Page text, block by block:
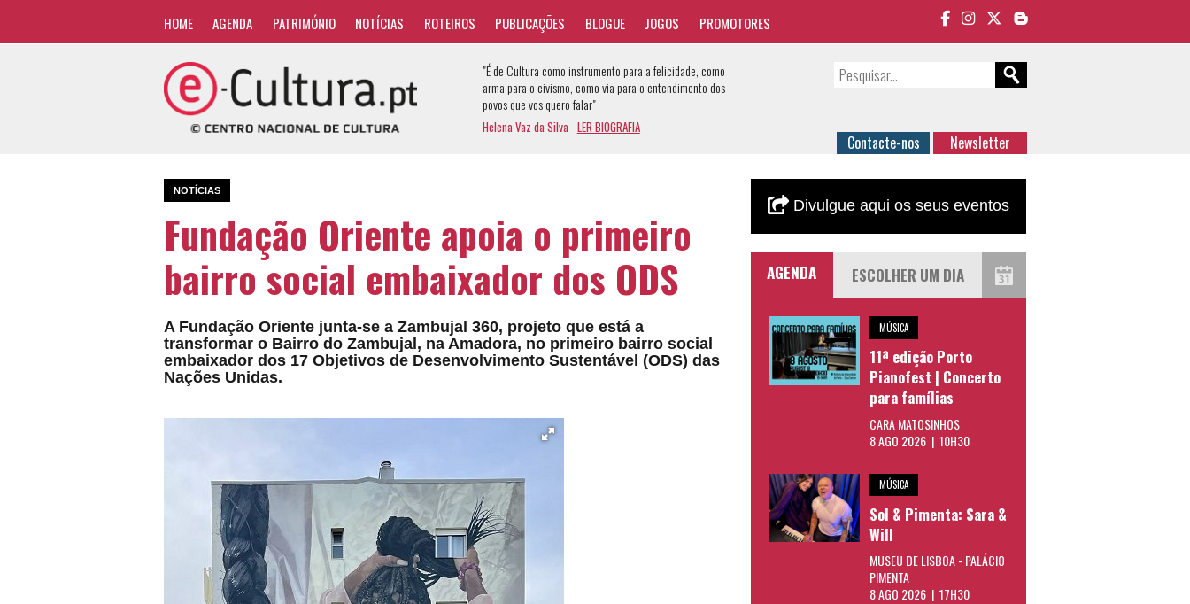
HOME AGENDA PATRIMÓNIO NOTÍCIAS ROTEIROS PUBLICAÇÕES BLOGUE JOGOS PROMOTORES
"É de Cultura como instrumento para a felicidade, como
arma para o civismo, como via para o entendimento dos
povos que vos quero falar"
Helena Vaz da Silva LER BIOGRAFIA
Contacte-nos Newsletter
NOTÍCIAS
Fundação Oriente apoia o primeiro
bairro social embaixador dos ODS
A Fundação Oriente junta-se a Zambujal 360, projeto que está a
transformar o Bairro do Zambujal, na Amadora, no primeiro bairro social
embaixador dos 17 Objetivos de Desenvolvimento Sustentável (ODS) das
Nações Unidas.
Divulgue aqui os seus eventos
AGENDA
MÚSICA
11ª edição Porto
Pianofest | Concerto
para famílias
CARA MATOSINHOS
8 AGO 2026 | 10H30
MÚSICA
Sol & Pimenta: Sara &
Will
MUSEU DE LISBOA - PALÁCIO
PIMENTA
8 AGO 2026 | 17H30